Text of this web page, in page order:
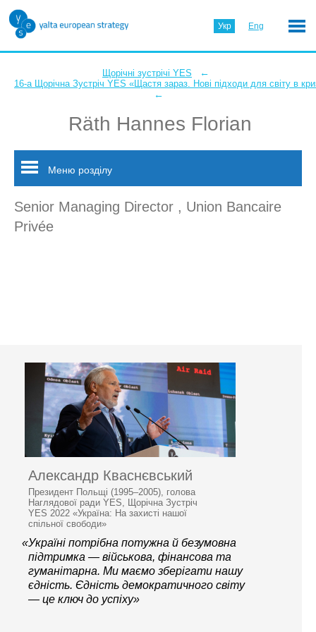
Укр Eng
Щорічні зустрічі YES ←
16-а Щорічна Зустріч YES «Щастя зараз. Нові підходи для світу в
←
Räth Hannes Florian
Меню розділу
Senior Managing Director , Union Bancaire
Privée
Александр Кваснєвський
Президент Польщі (1995–2005), голова
Наглядової ради YES, Щорічна Зустріч
YES 2022 «Україна: На захисті нашої
спільної свободи»
«Україні потрібна потужна й безумовна
підтримка — військова, фінансова та
гуманітарна. Ми маємо зберігати нашу
єдність. Єдність демократичного світу
— це ключ до успіху»